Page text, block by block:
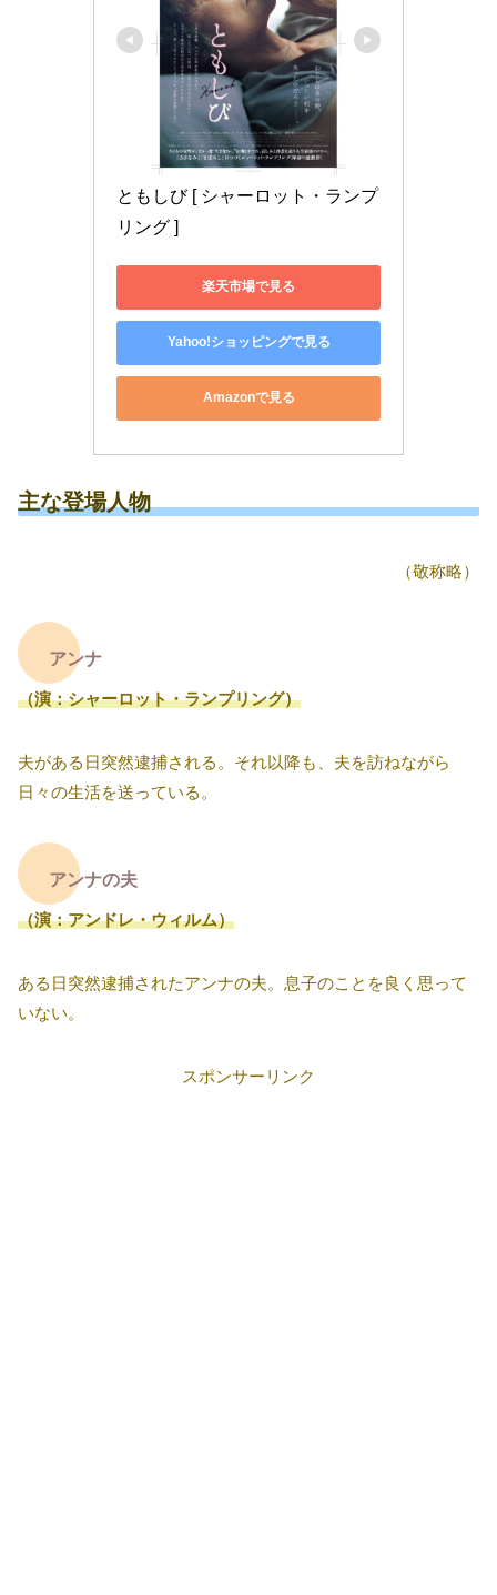
ともしび [ シャーロット・ランプ
リング ]
楽天市場で見る
Yahoo!ショッピングで見る
Amazonで見る
主な登場人物
（敬称略）
アンナ
（演：シャーロット・ランプリング）
夫がある日突然逮捕される。それ以降も、夫を訪ねながら
日々の生活を送っている。
アンナの夫
（演：アンドレ・ウィルム）
ある日突然逮捕されたアンナの夫。息子のことを良く思って
いない。
スポンサーリンク